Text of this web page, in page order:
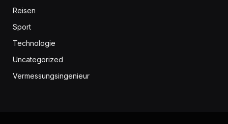
Reisen
Sport
Technologie
Uncategorized
Vermessungsingenieur